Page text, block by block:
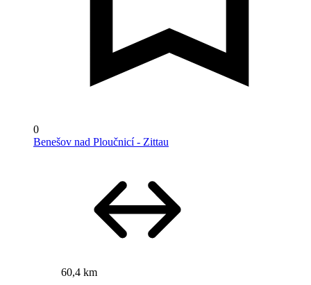
0
Benešov nad Ploučnicí - Zittau
60,4 km